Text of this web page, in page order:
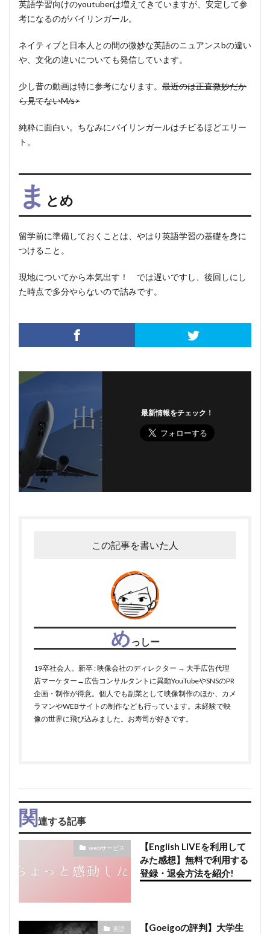
英語学習向けのyoutuberは増えてきていますが、安定して参
考になるのがバイリンガール。
ネイティブと日本人との間の微妙な英語のニュアンスbの違い
や、文化の違いについても発信しています。
少し昔の動画は特に参考になります。 最近のは正直微妙だか
ら見てないM/s>
純粋に面白い。ちなみにバイリンガールはチビるほどエリー
ト。
ま とめ
留学前に準備しておくことは、やはり英語学習の基礎を身に
つけること。
現地についてから本気出す！ では遅いですし、後回しにし
た時点で多分やらないので詰みです。
最新情報をチェック！
この記事を書いた人
め っしー
19卒社会人。新卒 : 映像会社のディレクター → 大手広告代理
店マーケター→広告コンサルタントに異動YouTubeやSNSのPR
企画・制作が得意。個人でも副業として映像制作のほか、カメ
ラマンやWEBサイトの制作なども行っています。未経験で映
像の世界に飛び込みました。お寿司が好きです。
関連する記事
webサービス
【English LIVEを利用して
みた感想】無料で利用する
登録・退会方法を紹介!
英語
【Goeigoの評判】大学生